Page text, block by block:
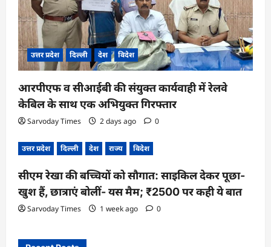
उत्तर प्रदेश दिल्ली देश विदेश
आरपीएफ व सीआईबी की संयुक्त कार्यवाही में रेलवे
केबिल के साथ एक अभियुक्त गिरफ्तार
Sarvoday Times 2 days ago 0
उत्तर प्रदेश दिल्ली देश राज्य विदेश
सीएम रेखा की बच्चियों को सौगात: साइकिल देकर पूछा-
खुश हैं, छात्राएं बोलीं- यस मैम; ₹2500 पर कही ये बात
Sarvoday Times 1 week ago 0